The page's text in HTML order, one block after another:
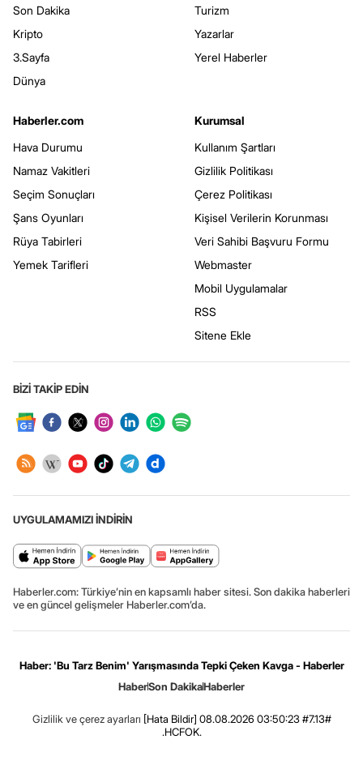
Son Dakika
Kripto
3.Sayfa
Dünya
Turizm
Yazarlar
Yerel Haberler
Haberler.com
Hava Durumu
Namaz Vakitleri
Seçim Sonuçları
Şans Oyunları
Rüya Tabirleri
Yemek Tarifleri
Kurumsal
Kullanım Şartları
Gizlilik Politikası
Çerez Politikası
Kişisel Verilerin Korunması
Veri Sahibi Başvuru Formu
Webmaster
Mobil Uygulamalar
RSS
Sitene Ekle
BİZİ TAKİP EDİN
UYGULAMAMIZI İNDİRİN
Haberler.com: Türkiye’nin en kapsamlı haber sitesi. Son dakika haberleri
ve en güncel gelişmeler Haberler.com’da.
Haber: 'Bu Tarz Benim' Yarışmasında Tepki Çeken Kavga - Haberler
HaberSon DakikaHaberler
Gizlilik ve çerez ayarları [Hata Bildir] 08.08.2026 03:50:23 #7.13#
.HCFOK.